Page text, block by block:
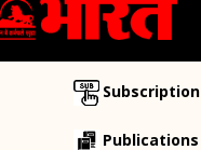
Subscription
Publications